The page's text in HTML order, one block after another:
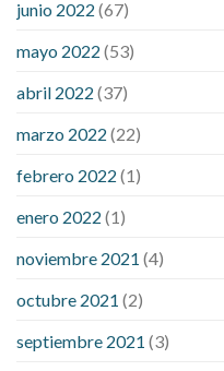
what does it mean when
considered a low blood
sugar is high will exercise
junio 2022 (67)
mayo 2022 (53)
abril 2022 (37)
marzo 2022 (22)
febrero 2022 (1)
enero 2022 (1)
noviembre 2021 (4)
octubre 2021 (2)
septiembre 2021 (3)